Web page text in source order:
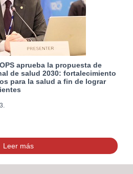
aprueba la propuesta de
de salud 2030: fortalecimiento
para la salud a fin de lograr
Leer más